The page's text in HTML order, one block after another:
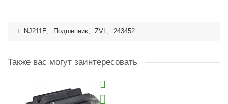
NJ211E, Подшипник, ZVL, 243452
Также вас могут заинтересовать